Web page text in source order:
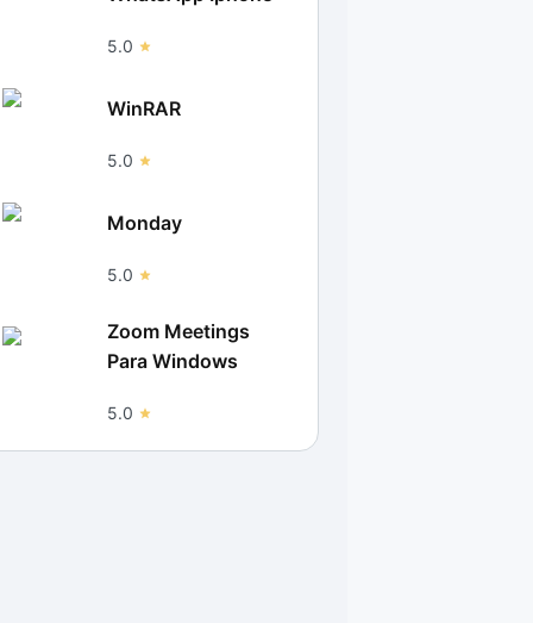
5.0
WinRAR
5.0
Monday
5.0
Zoom Meetings
Para Windows
5.0